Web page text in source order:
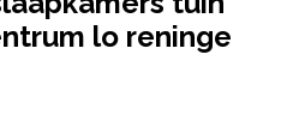
lo reninge